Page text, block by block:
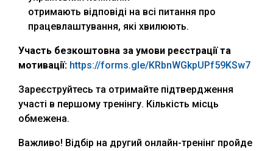
отримають відповіді на всі питання про
працевлаштування, які хвилюють.
Участь безкоштовна за умови реєстрації та
мотивації: https://forms.gle/KRbnWGkpUPf59KSw7
Зареєструйтесь та отримайте підтвердження
участі в першому тренінгу. Кількість місць
обмежена.
Важливо! Відбір на другий онлайн-тренінг пройде